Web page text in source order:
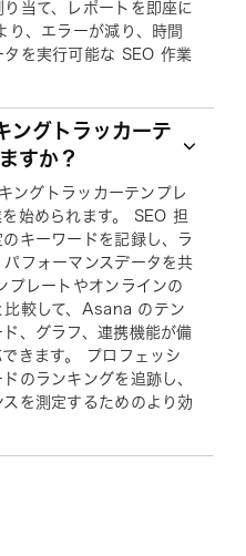
当て、レポートを即座に
り、エラーが減り、時間
タを実行可能な SEO 作業
ングトラッカーテ
すか？
ングトラッカーテンプレ
始められます。 SEO 担
キーワードを記録し、ラ
フォーマンスデータを共
プレートやオンラインの
比較して、Asana のテン
、グラフ、連携機能が備
きます。 プロフェッシ
のランキングを追跡し、
を測定するためのより効